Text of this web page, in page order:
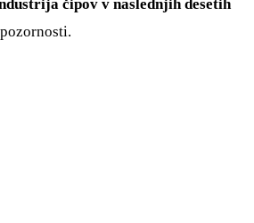
čipov v naslednjih desetih